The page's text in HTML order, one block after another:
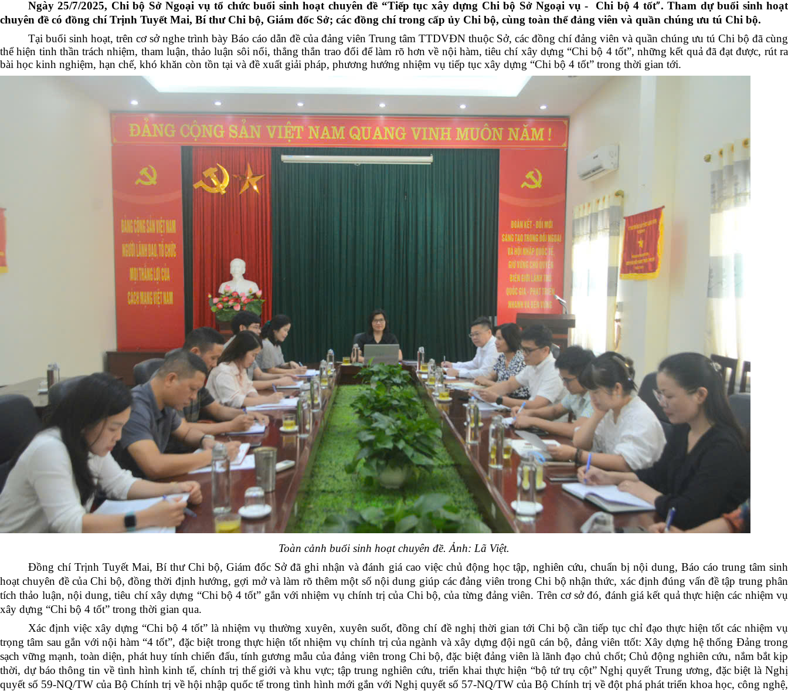
Ngày 25/7/2025, Chi bộ Sở Ngoại vụtổ chức buổi sinh hoạt chuyên đề “Tiếp tục xây dựng Chi bộ Sở Ngoại vụ - Chi bộ 4 tốt”. Tham dự buổi sinh hoạt
chuyên đề có đồng chí Trịnh Tuyết Mai, Bí thư Chi bộ, Giám đốc Sở; các đồng chí trong cấp ủy Chi bộ, cùng toàn thểđảng viên và quần chúng ưu tú Chi bộ.
Tại buổi sinh hoạt, trên cơ sở nghe trình bày Báo cáo dẫn đề của đảng viên Trung tâm TTDVĐN thuộc Sở, các đồng chí đảng viên và quần chúng ưu tú Chi bộ đã cùng
thể hiện tinh thần trách nhiệm, tham luận, thảo luận sôi nổi, thẳng thắn trao đổi để làm rõ hơn về nội hàm, tiêu chí xây dựng “Chi bộ 4 tốt”,những kết quả đã đạt được, rút ra
bài học kinh nghiệm, hạn chế, khó khăn còn tồn tại và đề xuất giải pháp, phương hướng nhiệm vụ tiếp tục xây dựng “Chi bộ 4 tốt” trong thời gian tới.
Toàn cảnh buổi sinh hoạt chuyên đề. Ảnh: Lã Việt.
Đồng chíTrịnh Tuyết Mai, Bí thư Chi bộ, Giám đốc Sở đã ghi nhận và đánh giá cao việc chủ động học tập, nghiên cứu, chuẩn bị nội dung, Báo cáo trung tâm sinh
hoạt chuyên đề của Chi bộ, đồng thời định hướng, gợi mở và làm rõ thêm một số nội dung giúp các đảng viên trong Chi bộ nhận thức, xác định đúng vấn đề tập trung phân
tích thảo luận, nội dung, tiêu chí xây dựng “Chi bộ 4 tốt” gắn với nhiệm vụ chính trị của Chi bộ, của từng đảng viên. Trên cơ sở đó, đánh giá kết quả thực hiện các nhiệm vụ
xây dựng “Chi bộ 4 tốt” trong thời gian qua.
Xác định việc xây dựng “Chi bộ 4 tốt” là nhiệm vụ thường xuyên, xuyên suốt, đồng chí đề nghị thời gian tới Chi bộ cần tiếp tục chỉ đạo thực hiện tốt các nhiệm vụ
trọng tâm sau gắn với nội hàm “4 tốt”, đặc biệt trong thực hiện tốt nhiệm vụ chính trị của ngành và xây dựng đội ngũ cán bộ, đảng viên ttốt: Xây dựng hệ thống Đảng trong
sạch vững mạnh, toàn diện, phát huy tính chiến đấu, tính gương mẫu của đảng viên trong Chi bộ, đặc biệt đảng viên là lãnh đạo chủ chốt; Chủ động nghiên cứu, nắm bắt kịp
thời, dự báo thông tin về tình hình kinh tế, chính trị thế giới và khu vực; tập trung nghiên cứu, triển khai thực hiện “bộ tứ trụ cột” Nghị quyết Trung ương, đặc biệt là Nghị
quyết số 59-NQ/TW của Bộ Chính trị về hội nhập quốc tế trong tình hình mới gắn với Nghị quyết số 57-NQ/TW của Bộ Chính trị về đột phá phát triển khoa học, công nghệ,